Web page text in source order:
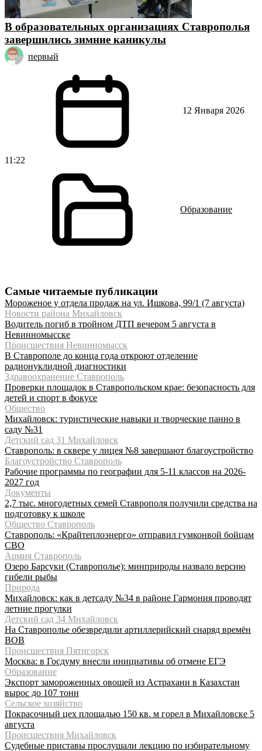
В образовательных организациях Ставрополья
завершились зимние каникулы
первый
12 Января 2026
11:22
Образование
Самые читаемые публикации
Мороженое у отдела продаж на ул. Ишкова, 99/1 (7 августа)
Новости района Михайловск
Водитель погиб в тройном ДТП вечером 5 августа в
Невинномысске
Происшествия Невинномысск
В Ставрополе до конца года откроют отделение
радионуклидной диагностики
Здравоохранение Ставрополь
Проверки площадок в Ставропольском крае: безопасность для
детей и спорт в фокусе
Общество
Михайловск: туристические навыки и творческие панно в
саду №31
Детский сад 31 Михайловск
Ставрополь: в сквере у лицея №8 завершают благоустройство
Благоустройство Ставрополь
Рабочие программы по географии для 5-11 классов на 2026-
2027 год
Документы
2,7 тыс. многодетных семей Ставрополя получили средства на
подготовку к школе
Общество Ставрополь
Ставрополь: «Крайтеплоэнерго» отправил гумконвой бойцам
СВО
Армия Ставрополь
Озеро Барсуки (Ставрополье): минприроды назвало версию
гибели рыбы
Природа
Михайловск: как в детсаду №34 в районе Гармония проводят
летние прогулки
Детский сад 34 Михайловск
На Ставрополье обезвредили артиллерийский снаряд времён
ВОВ
Происшествия Пятигорск
Москва: в Госдуму внесли инициативы об отмене ЕГЭ
Образование
Экспорт замороженных овощей из Астрахани в Казахстан
вырос до 107 тонн
Сельское хозяйство
Покрасочный цех площадью 150 кв. м горел в Михайловске 5
августа
Происшествия Михайловск
Судебные приставы прослушали лекцию по избирательному